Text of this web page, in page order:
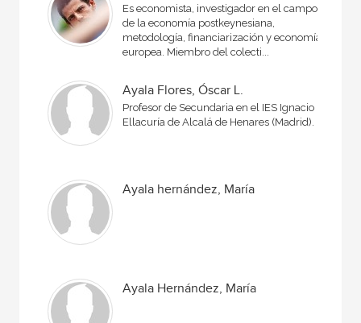
Escritor
Escritora
Prologuista
Traductor
Es economista, investigador en el campo
de la economía postkeynesiana,
metodología, financiarización y economía
europea. Miembro del colecti...
Ayala Flores, Óscar L.
Profesor de Secundaria en el IES Ignacio
Ellacuría de Alcalá de Henares (Madrid).
Ayala hernández, María
Ayala Hernández, María